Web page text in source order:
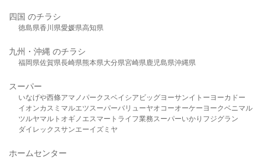
四国 のチラシ
徳島県香川県愛媛県高知県
九州・沖縄 のチラシ
福岡県佐賀県長崎県熊本県大分県宮崎県鹿児島県沖縄県
スーパー
いなげや西條アマノパークスベイシア ビッグヨーサンイトーヨーカドー
イオンカスミ マルエツスーパーバリューヤオコーオーケー ヨークベニマル
ツルヤマルト オギノ エスマート ライフ業務スーパーいかり フジグラン
ダイレックスサンエーイズミヤ
ホームセンター